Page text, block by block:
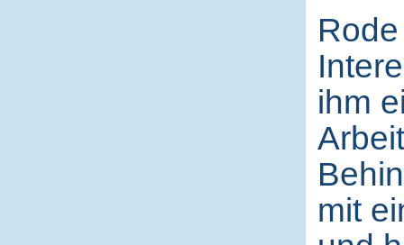
ihm
mit